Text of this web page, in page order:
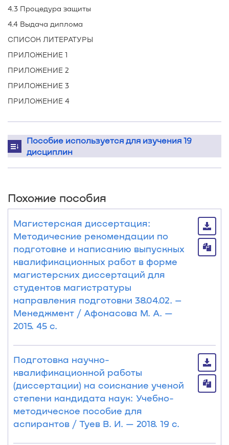
4.3 Процедура защиты
4.4 Выдача диплома
СПИСОК ЛИТЕРАТУРЫ
ПРИЛОЖЕНИЕ 1
ПРИЛОЖЕНИЕ 2
ПРИЛОЖЕНИЕ 3
ПРИЛОЖЕНИЕ 4
Пособие используется для изучения 19
дисциплин
Похожие пособия
Магистерская диссертация:
Методические рекомендации по
подготовке и написанию выпускных
квалификационных работ в форме
магистерских диссертаций для
студентов магистратуры
направления подготовки 38.04.02. –
Менеджмент / Афонасова М. А. —
2015. 45 с.
Подготовка научно-
квалификационной работы
(диссертации) на соискание ученой
степени кандидата наук: Учебно-
методическое пособие для
аспирантов / Туев В. И. — 2018. 19 с.